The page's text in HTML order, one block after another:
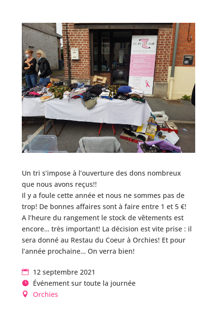
Un tri s’impose à l’ouverture des dons nombreux
que nous avons reçus!!
Il y a foule cette année et nous ne sommes pas de
trop! De bonnes affaires sont à faire entre 1 et 5 €!
A l’heure du rangement le stock de vêtements est
encore… très important! La décision est vite prise : il
sera donné au Restau du Coeur à Orchies! Et pour
l’année prochaine… On verra bien!
12 septembre 2021
Événement sur toute la journée
Orchies